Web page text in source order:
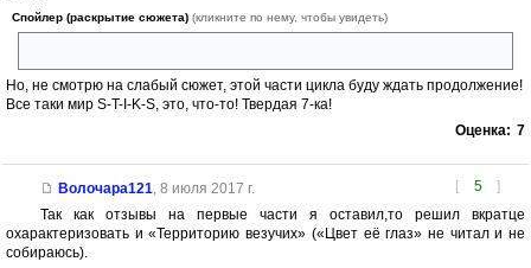
Спойлер (раскрытие сюжета) (кликните по нему, чтобы увидеть)
Но, не смотрю на слабый сюжет, этой части цикла буду ждать продолжение!
Все таки мир S-T-I-K-S, это, что-то! Твердая 7-ка!
Оценка: 7
[ 5 ]
Волочара121 8 июля 2017 г.
Так как отзывы на первые части я оставил,то решил вкратце
охарактеризовать и «Территорию везучих» («Цвет её глаз» не читал и не
собираюсь).